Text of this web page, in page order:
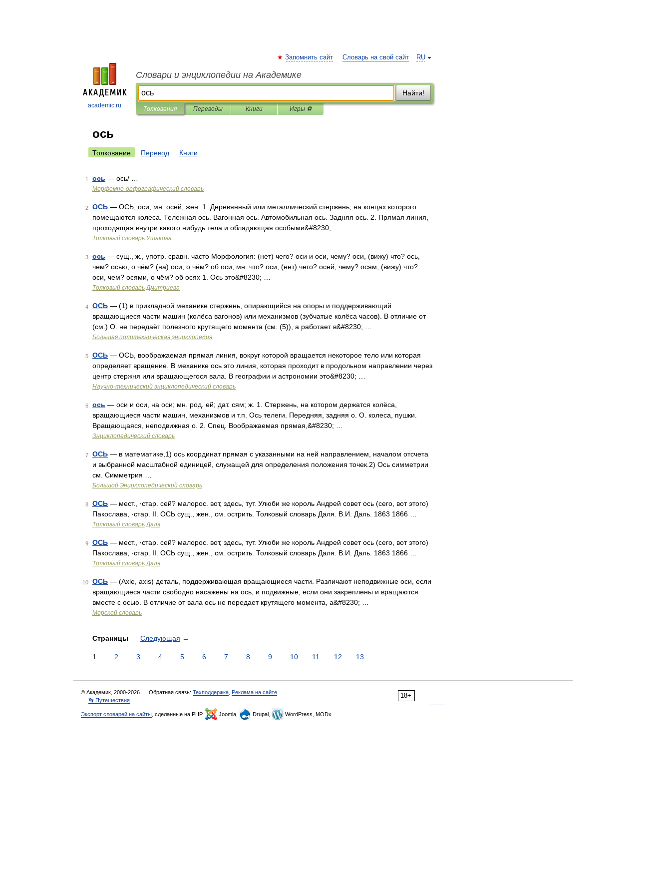
academic.ru
RU
Запомнить сайт Словарь на свой сайт
Словари и энциклопедии на Академике
Найти!
Толкования Переводы Книги Игры ⚽
ось
Толкование Перевод Книги
1 ось — ось/ …
Морфемно-орфографический словарь
2 ОСЬ — ОСЬ, оси, мн. осей, жен. 1. Деревянный или металлический стержень, на концах которого
помещаются колеса. Тележная ось. Вагонная ось. Автомобильная ось. Задняя ось. 2. Прямая линия,
проходящая внутри какого нибудь тела и обладающая особыми&#8230; …
Толковый словарь Ушакова
3 ось — сущ., ж., употр. сравн. часто Морфология: (нет) чего? оси и оси, чему? оси, (вижу) что? ось,
чем? осью, о чём? (на) оси, о чём? об оси; мн. что? оси, (нет) чего? осей, чему? осям, (вижу) что?
оси, чем? осями, о чём? об осях 1. Ось это&#8230; …
Толковый словарь Дмитриева
4 ОСЬ — (1) в прикладной механике стержень, опирающийся на опоры и поддерживающий
вращающиеся части машин (колёса вагонов) или механизмов (зубчатые колёса часов). В отличие от
(см.) О. не передаёт полезного крутящего момента (см. (5)), а работает в&#8230; …
Большая политехническая энциклопедия
5 ОСЬ — ОСЬ, воображаемая прямая линия, вокруг которой вращается некоторое тело или которая
определяет вращение. В механике ось это линия, которая проходит в продольном направлении через
центр стержня или вращающегося вала. В географии и астрономии это&#8230; …
Научно-технический энциклопедический словарь
6 ось — оси и оси, на оси; мн. род. ей; дат. сям; ж. 1. Стержень, на котором держатся колёса,
вращающиеся части машин, механизмов и т.п. Ось телеги. Передняя, задняя о. О. колеса, пушки.
Вращающаяся, неподвижная о. 2. Спец. Воображаемая прямая,&#8230; …
Энциклопедический словарь
7 ОСЬ — в математике,1) ось координат прямая с указанными на ней направлением, началом отсчета
и выбранной масштабной единицей, служащей для определения положения точек.2) Ось симметрии
см. Симметрия …
Большой Энциклопедический словарь
8 ОСЬ — мест., ·стар. сей? малорос. вот, здесь, тут. Улюби же король Андрей совет ось (сего, вот этого)
Пакослава, ·стар. II. ОСЬ сущ., жен., см. острить. Толковый словарь Даля. В.И. Даль. 1863 1866 …
Толковый словарь Даля
9 ОСЬ — мест., ·стар. сей? малорос. вот, здесь, тут. Улюби же король Андрей совет ось (сего, вот этого)
Пакослава, ·стар. II. ОСЬ сущ., жен., см. острить. Толковый словарь Даля. В.И. Даль. 1863 1866 …
Толковый словарь Даля
10 ОСЬ — (Axle, axis) деталь, поддерживающая вращающиеся части. Различают неподвижные оси, если
вращающиеся части свободно насажены на ось, и подвижные, если они закреплены и вращаются
вместе с осью. В отличие от вала ось не передает крутящего момента, а&#8230; …
Морской словарь
Страницы Следующая →
1 2 3 4 5 6 7 8 9 10 11 12 13
18+
© Академик, 2000-2026 Обратная связь: Техподдержка Реклама на сайте
👣 Путешествия
Экспорт словарей на сайты , сделанные на PHP, Joomla, Drupal, WordPress, MODx.